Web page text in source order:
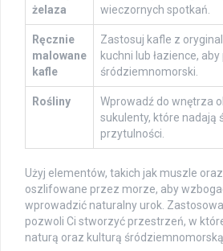
żelaza
wieczornych spotkań.
Ręcznie
malowane
kafle
Zastosuj kafle z
kuchni lub łazience,
śródziemnomorski.
Rośliny
Wprowadź do wnętrza
sukulenty, które nadają
przytulności.
Użyj elementów, takich jak muszle
oszlifowane przez morze, aby
wprowadzić naturalny urok.
pozwoli Ci stworzyć przestrzeń, w
naturą oraz kulturą